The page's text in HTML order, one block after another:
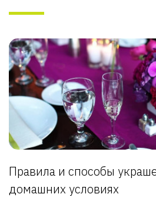
Правила и способы
домашних условиях